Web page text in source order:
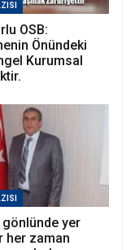
OSB:
Önündeki
Kurumsal
gönlünde yer
her zaman